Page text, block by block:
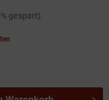
gespart)